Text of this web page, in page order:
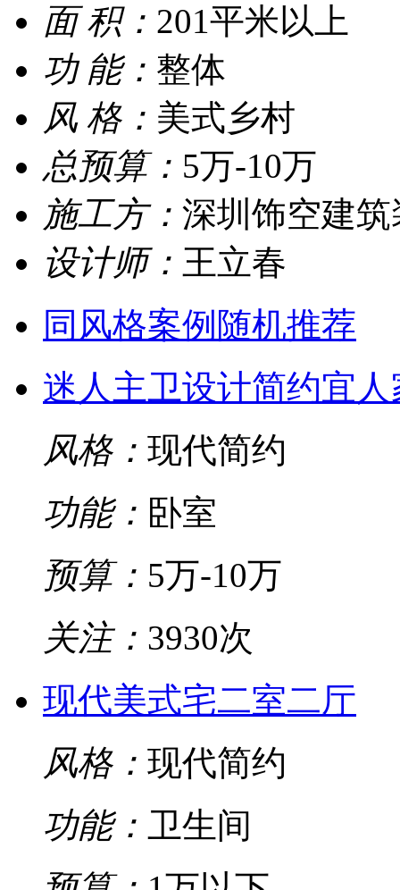
面 积： 201平米以上
功 能： 整体
风 格： 美式乡村
总预算： 5万-10万
施工方： 深圳饰空建
设计师： 王立春
同风格案例随机推荐
迷人主卫设计简约宜人
风格： 现代简约
功能： 卧室
预算： 5万-10万
关注： 3930次
现代美式宅二室二厅
风格： 现代简约
功能： 卫生间